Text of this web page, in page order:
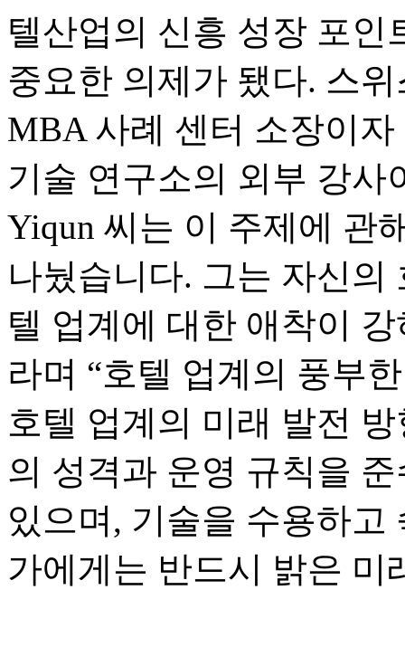
텔산업의 신흥 성장 포인
중요한 의제가 됐다. 스
MBA 사례 센터 소장이
기술 연구소의 외부 강사
Yiqun 씨는 이 주제에 관
나눴습니다. 그는 자신의
텔 업계에 대한 애착이
라며 “호텔 업계의 풍부
호텔 업계의 미래 발전
의 성격과 운영 규칙을
있으며, 기술을 수용하고
가에게는 반드시 밝은 미